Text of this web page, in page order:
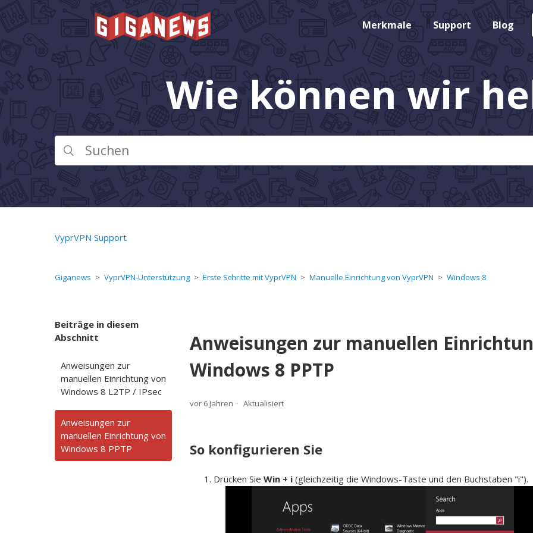
Merkmale Support Blog
Wie können wir
VyprVPN Support
Giganews VyprVPN-Unterstützung Erste Schritte mit VyprVPN Manuelle Einrichtung von VyprVPN Windows 8
Beiträge in diesem
Abschnitt
Anweisungen zur
manuellen Einrichtung von
Windows 8 L2TP / IPsec
Anweisungen zur
manuellen Einrichtung von
Windows 8 PPTP
Anweisungen zur manuellen
Windows 8 PPTP
vor 6 Jahren Aktualisiert
So konfigurieren Sie
Drücken SieWin + i (gleichzeitig die Windows-Taste und den Buchstaben "i").